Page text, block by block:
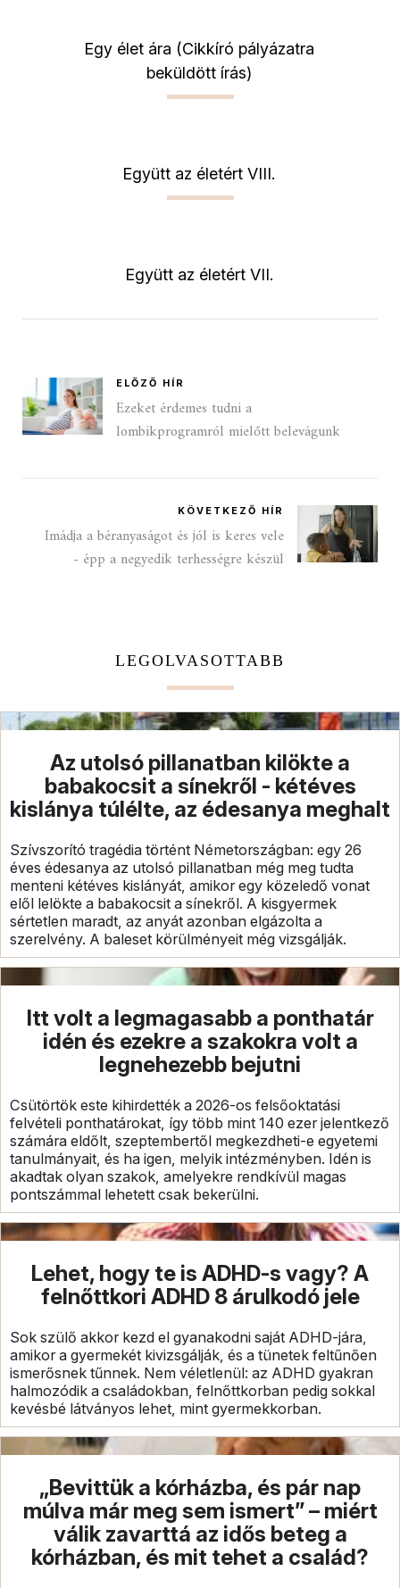
Egy élet ára (Cikkíró pályázatra
beküldött írás)
Együtt az életért VIII.
Együtt az életért VII.
ELŐZŐ HÍR
Ezeket érdemes tudni a
lombikprogramról mielőtt belevágunk
KÖVETKEZŐ HÍR
Imádja a béranyaságot és jól is keres vele
- épp a negyedik terhességre készül
LEGOLVASOTTABB
Az utolsó pillanatban kilökte a
babakocsit a sínekről - kétéves
kislánya túlélte, az édesanya meghalt
Szívszorító tragédia történt Németországban: egy 26
éves édesanya az utolsó pillanatban még meg tudta
menteni kétéves kislányát, amikor egy közeledő vonat
elől lelökte a babakocsit a sínekről. A kisgyermek
sértetlen maradt, az anyát azonban elgázolta a
szerelvény. A baleset körülményeit még vizsgálják.
Itt volt a legmagasabb a ponthatár
idén és ezekre a szakokra volt a
legnehezebb bejutni
Csütörtök este kihirdették a 2026-os felsőoktatási
felvételi ponthatárokat, így több mint 140 ezer jelentkező
számára eldőlt, szeptembertől megkezdheti-e egyetemi
tanulmányait, és ha igen, melyik intézményben. Idén is
akadtak olyan szakok, amelyekre rendkívül magas
pontszámmal lehetett csak bekerülni.
Lehet, hogy te is ADHD-s vagy? A
felnőttkori ADHD 8 árulkodó jele
Sok szülő akkor kezd el gyanakodni saját ADHD-jára,
amikor a gyermekét kivizsgálják, és a tünetek feltűnően
ismerősnek tűnnek. Nem véletlenül: az ADHD gyakran
halmozódik a családokban, felnőttkorban pedig sokkal
kevésbé látványos lehet, mint gyermekkorban.
„Bevittük a kórházba, és pár nap
múlva már meg sem ismert” – miért
válik zavarttá az idős beteg a
kórházban, és mit tehet a család?